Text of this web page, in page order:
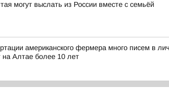
могут выслать из России вместе с семьёй
американского фермера много писем в
Алтае более 10 лет